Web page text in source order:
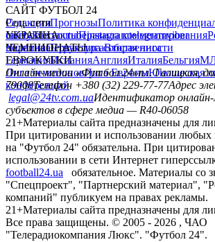
САЙТ ФУТБОЛ 24
РедакцияПрогнозыПолитика
сайтуКонтактыПравила комментирования
политикаСтруктура собственности
Соц. сети
facebookxyoutubeinstagramtelegramviber
УКРАИНА
УкраинаПервая лигаВторая лига
ЧЕМПИОНАТЫ
ГерманияИспанияАнглияИталияБельгия
ЕВРОКУБКИ
Лига чемпионовЛига ЕвропыЮношеская
конференций
Онлайн-медиа «Футбол 24»пл. Галицкая,
79008Телефон +380 (32) 229-77-77Адрес
legal@24tv.com.uaИдентификатор онлайн-
субъектов в сфере медиа — R40-06058
21+Материалы сайта предназначены для
При цитировании и использовании любых
на "Футбол 24" обязательна. При
использовании в сети Интернет
football24.ua
обязательное. Материалы со
"Спецпроект", "Партнерский материал",
компаний" публикуем на правах рекламы.
21+Материалы сайта предназначены для
Все права защищены. © 2005 - 2026 , ЧАО
"Телерадиокомпания Люкс". "Футбол 24".